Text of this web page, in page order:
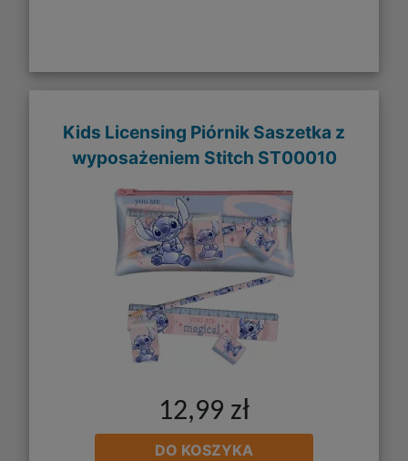
Kids Licensing Piórnik Saszetka z
wyposażeniem Stitch ST00010
12,99 zł
DO KOSZYKA